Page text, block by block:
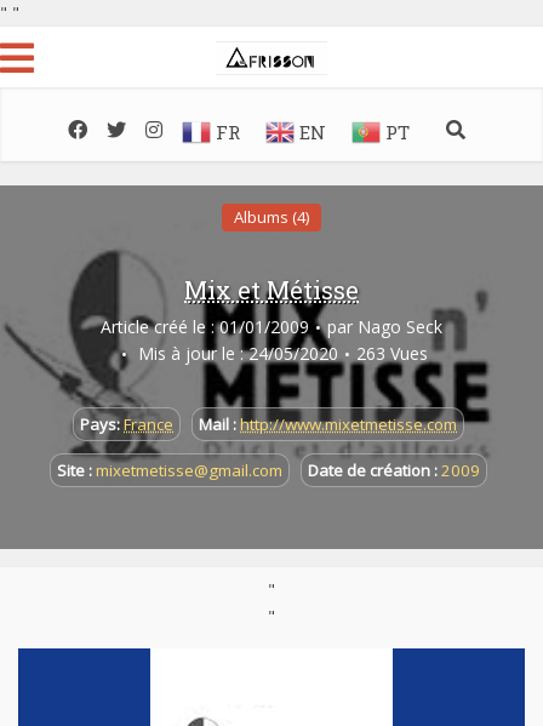
" "
FR EN PT
Albums (4)
Mix et Métisse
Article créé le : 01/01/2009 par Nago Seck
Mis à jour le : 24/05/2020
263 Vues
Pays:France Mail :http://www.mixetmetisse.com
Site : mixetmetisse@gmail.com Date de création :2009
"
"